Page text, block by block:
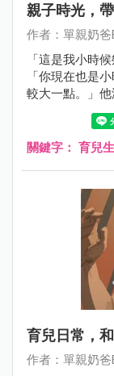
親子時光，
作者：單親奶爸
「這是我小時
「你現在也是
較大一點。」他
關鍵字： 育兒
育兒日常，
作者：單親奶爸